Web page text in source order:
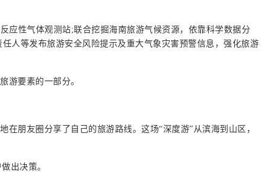
应性气体观测站;联合挖掘海南旅游气候资源，依靠科学数据分
人等发布旅游安全风险提示及重大气象灾害预警信息，强化旅游
游要素的一部分。
朋友圈分享了自己的旅游路线。这场“深度游”从滨海到山区，
出决策。